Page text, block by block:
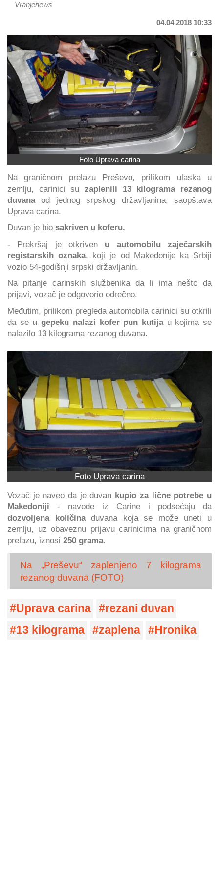
Vranjenews
04.04.2018 10:33
Foto Uprava carina
Na graničnom prelazu Preševo, prilikom ulaska u
zemlju, carinici su zaplenili 13 kilograma rezanog
duvanaod jednog srpskog državljanina, saopštava
Uprava carina.
Duvan je bio sakriven u koferu.
- Prekršaj je otkriven u automobilu zaječarskih
registarskih oznaka, koji je od Makedonije ka Srbiji
vozio 54-godišnji srpski državljanin.
Na pitanje carinskih službenika da li ima nešto da
prijavi, vozač je odgovorio odrečno.
Međutim, prilikom pregleda automobila carinici su otkrili
da se u gepeku nalazi kofer pun kutija u kojima se
nalazilo 13 kilograma rezanog duvana.
Foto Uprava carina
Vozač je naveo da je duvan kupio za lične potrebe u
Makedoniji - navode iz Carine i podsećaju da
dozvoljena količinaduvana koja se može uneti u
zemlju, uz obaveznu prijavu carinicima na graničnom
prelazu, iznosi 250 grama.
Na „Preševu“ zaplenjeno 7 kilograma
rezanog duvana (FOTO)
Uprava carina
rezani duvan
13 kilograma
zaplena Hronika